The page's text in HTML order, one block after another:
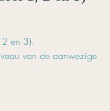
2 en 3).
van de aanwezige